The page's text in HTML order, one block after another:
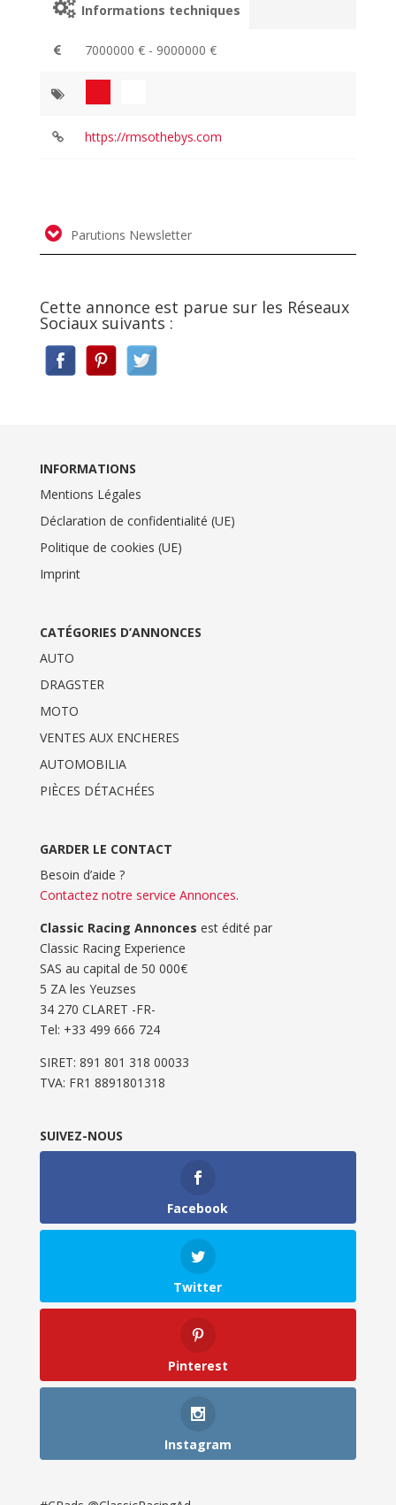
Informations techniques
7000000 € - 9000000 €
https://rmsothebys.com
Parutions Newsletter
Cette annonce est parue sur les Réseaux
Sociaux suivants :
INFORMATIONS
Mentions Légales
Déclaration de confidentialité (UE)
Politique de cookies (UE)
Imprint
CATÉGORIES D’ANNONCES
AUTO
DRAGSTER
MOTO
VENTES AUX ENCHERES
AUTOMOBILIA
PIÈCES DÉTACHÉES
GARDER LE CONTACT
Besoin d’aide ?
Contactez notre service Annonces.
Classic Racing Annonces est édité par
Classic Racing Experience
SAS au capital de 50 000€
5 ZA les Yeuzses
34 270 CLARET -FR-
Tel: ‭+33 499 666 724‬
SIRET: 891 801 318 00033
TVA: FR1 8891801318
SUIVEZ-NOUS
Facebook
Twitter
Pinterest
Instagram